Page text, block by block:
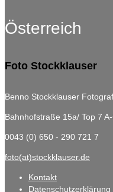
Österreich
Foto Stockklauser
Benno Stockklauser
Bahnhofstraße 15a/ Top 7
0043 (0) 650 - 290 721 7
foto(at)stockklauser.de
Kontakt
Datenschutzerklärung